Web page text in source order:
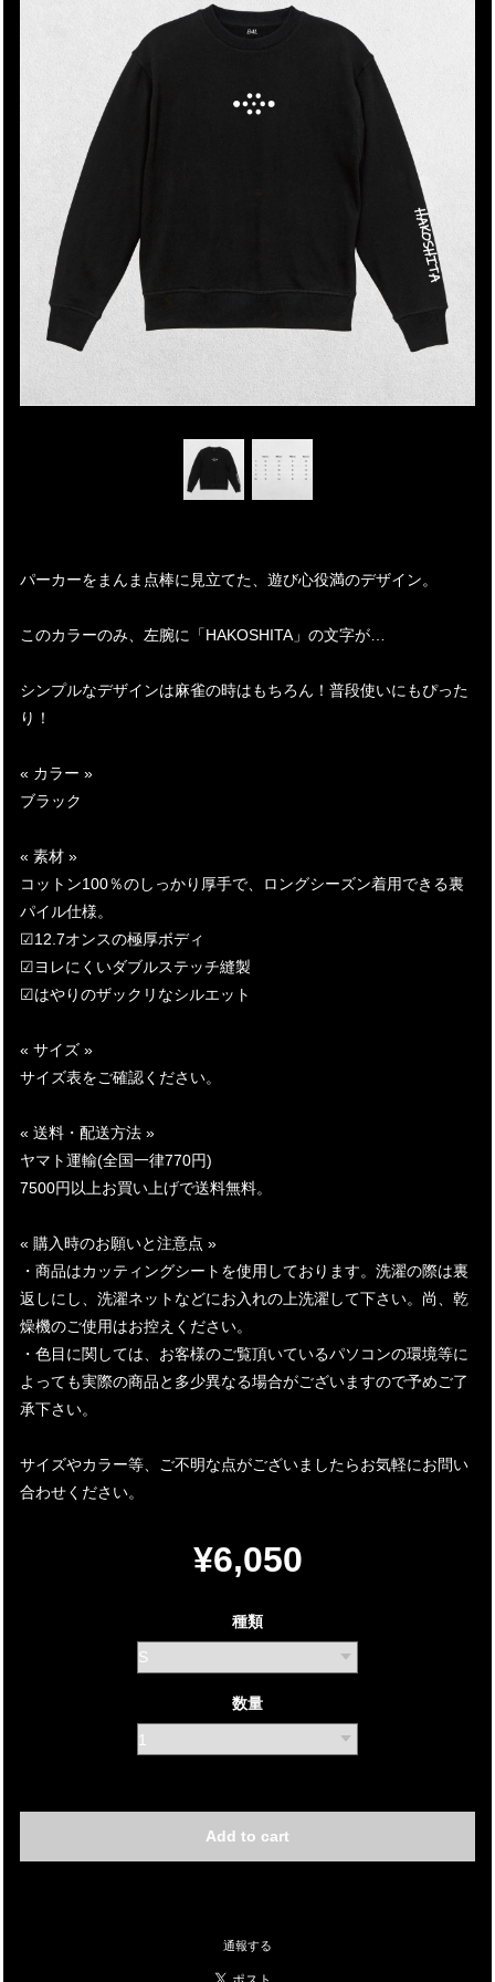
パーカーをまんま点棒に見立てた、遊び心役満のデザイン。
このカラーのみ、左腕に「HAKOSHITA」の文字が…
シンプルなデザインは麻雀の時はもちろん！普段使いにもぴった
り！
« カラー »
ブラック
« 素材 »
コットン100％のしっかり厚手で、ロングシーズン着用できる裏
パイル仕様。
☑12.7オンスの極厚ボディ
☑ヨレにくいダブルステッチ縫製
☑はやりのザックリなシルエット
« サイズ »
サイズ表をご確認ください。
« 送料・配送方法 »
ヤマト運輸(全国一律770円)
7500円以上お買い上げで送料無料。
« 購入時のお願いと注意点 »
・商品はカッティングシートを使用しております。洗濯の際は裏
返しにし、洗濯ネットなどにお入れの上洗濯して下さい。尚、乾
燥機のご使用はお控えください。
・色目に関しては、お客様のご覧頂いているパソコンの環境等に
よっても実際の商品と多少異なる場合がございますので予めご了
承下さい。
サイズやカラー等、ご不明な点がございましたらお気軽にお問い
合わせください。
¥6,050
種類
数量
Add to cart
通報する